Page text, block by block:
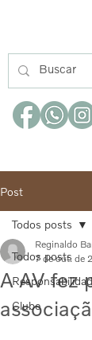
Post
Todos posts
Clube
Todos posts
A AV fez
Reginaldo
7 de out. de